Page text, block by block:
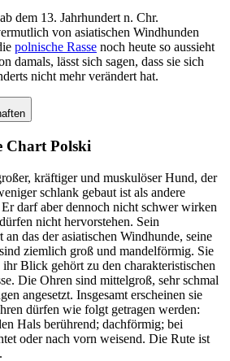
dem 13. Jahrhundert n. Chr.
von asiatischen Windhunden
polnische Rasse noch heute so aussieht
damals, lässt sich sagen, dass sie sich
nicht mehr verändert hat.
Chart Polski
kräftiger und muskulöser Hund, der
schlank gebaut ist als andere
Er darf aber dennoch nicht schwer wirken
nicht hervorstehen. Sein
das der asiatischen Windhunde, seine
ziemlich groß und mandelförmig. Sie
ihr Blick gehört zu den charakteristischen
Die Ohren sind mittelgroß, sehr schmal
angesetzt. Insgesamt erscheinen sie
dürfen wie folgt getragen werden:
Hals berührend; dachförmig; bei
oder nach vorn weisend. Die Rute ist